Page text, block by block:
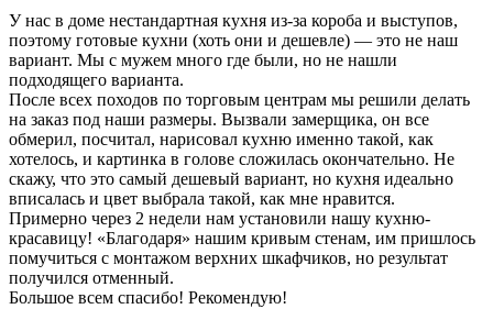
У нас в доме нестандартная кухня из-за короба и выступов,
поэтому готовые кухни (хоть они и дешевле) — это не наш
вариант. Мы с мужем много где были, но не нашли
подходящего варианта.
После всех походов по торговым центрам мы решили делать
на заказ под наши размеры. Вызвали замерщика, он все
обмерил, посчитал, нарисовал кухню именно такой, как
хотелось, и картинка в голове сложилась окончательно. Не
скажу, что это самый дешевый вариант, но кухня идеально
вписалась и цвет выбрала такой, как мне нравится.
Примерно через 2 недели нам установили нашу кухню-
красавицу! «Благодаря» нашим кривым стенам, им пришлось
помучиться с монтажом верхних шкафчиков, но результат
получился отменный.
Большое всем спасибо! Рекомендую!